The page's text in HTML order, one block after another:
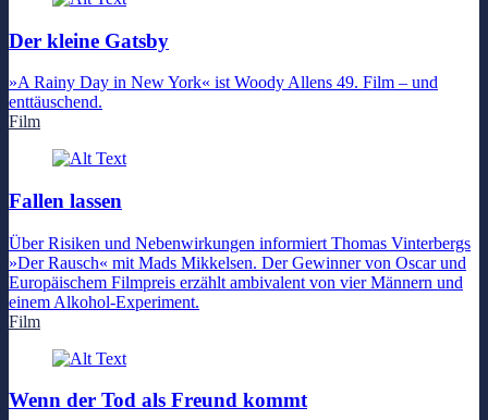
Der kleine Gatsby
»A Rainy Day in New York« ist Woody Allens 49. Film – und
enttäuschend.
Film
Fallen lassen
Über Risiken und Nebenwirkungen informiert Thomas Vinterbergs
»Der Rausch« mit Mads Mikkelsen. Der Gewinner von Oscar und
Europäischem Filmpreis erzählt ambivalent von vier Männern und
einem Alkohol-Experiment.
Film
Wenn der Tod als Freund kommt